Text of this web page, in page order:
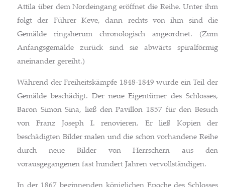
Attila über dem Nordeingang eröffnet die Reihe. Unter ihm
folgt der Führer Keve, dann rechts von ihm sind die
Gemälde ringsherum chronologisch angeordnet. (Zum
Anfangsgemälde zurück sind sie abwärts spiralförmig
aneinander gereiht.)
Während der Freiheitskämpfe 1848-1849 wurde ein Teil der
Gemälde beschädigt. Der neue Eigentümer des Schlosses,
Baron Simon Sina, ließ den Pavillon 1857 für den Besuch
von Franz Joseph I. renovieren. Er ließ Kopien der
beschädigten Bilder malen und die schon vorhandene Reihe
durch neue Bilder von Herrschern aus den
vorausgegangenen fast hundert Jahren vervollständigen.